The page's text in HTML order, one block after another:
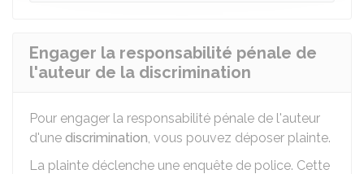
Engager la responsabilité pénale de
l'auteur de la discrimination
Pour engager la responsabilité pénale de l'auteur
d'une discrimination, vous pouvez déposer plainte.
La plainte déclenche une enquête de police. Cette